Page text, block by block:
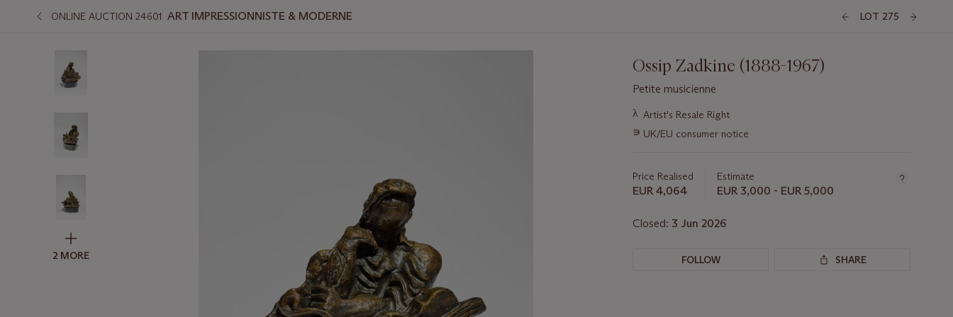
ONLINE AUCTION 24601 ART IMPRESSIONNISTE & MODERNE LOT 275
2 MORE
Ossip Zadkine (1888-1967)
Petite musicienne
Important
about
λ Artist's Resale Right
∍ UK/EU consumer notice
Price Realised
EUR 4,064
Estimate
EUR 3,000 - EUR 5,000
Closed: 3 Jun 2026
FOLLOW SHARE